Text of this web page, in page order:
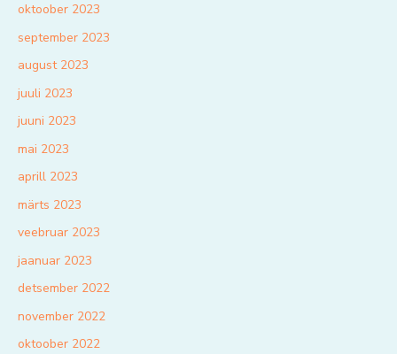
oktoober 2023
september 2023
august 2023
juuli 2023
juuni 2023
mai 2023
aprill 2023
märts 2023
veebruar 2023
jaanuar 2023
detsember 2022
november 2022
oktoober 2022